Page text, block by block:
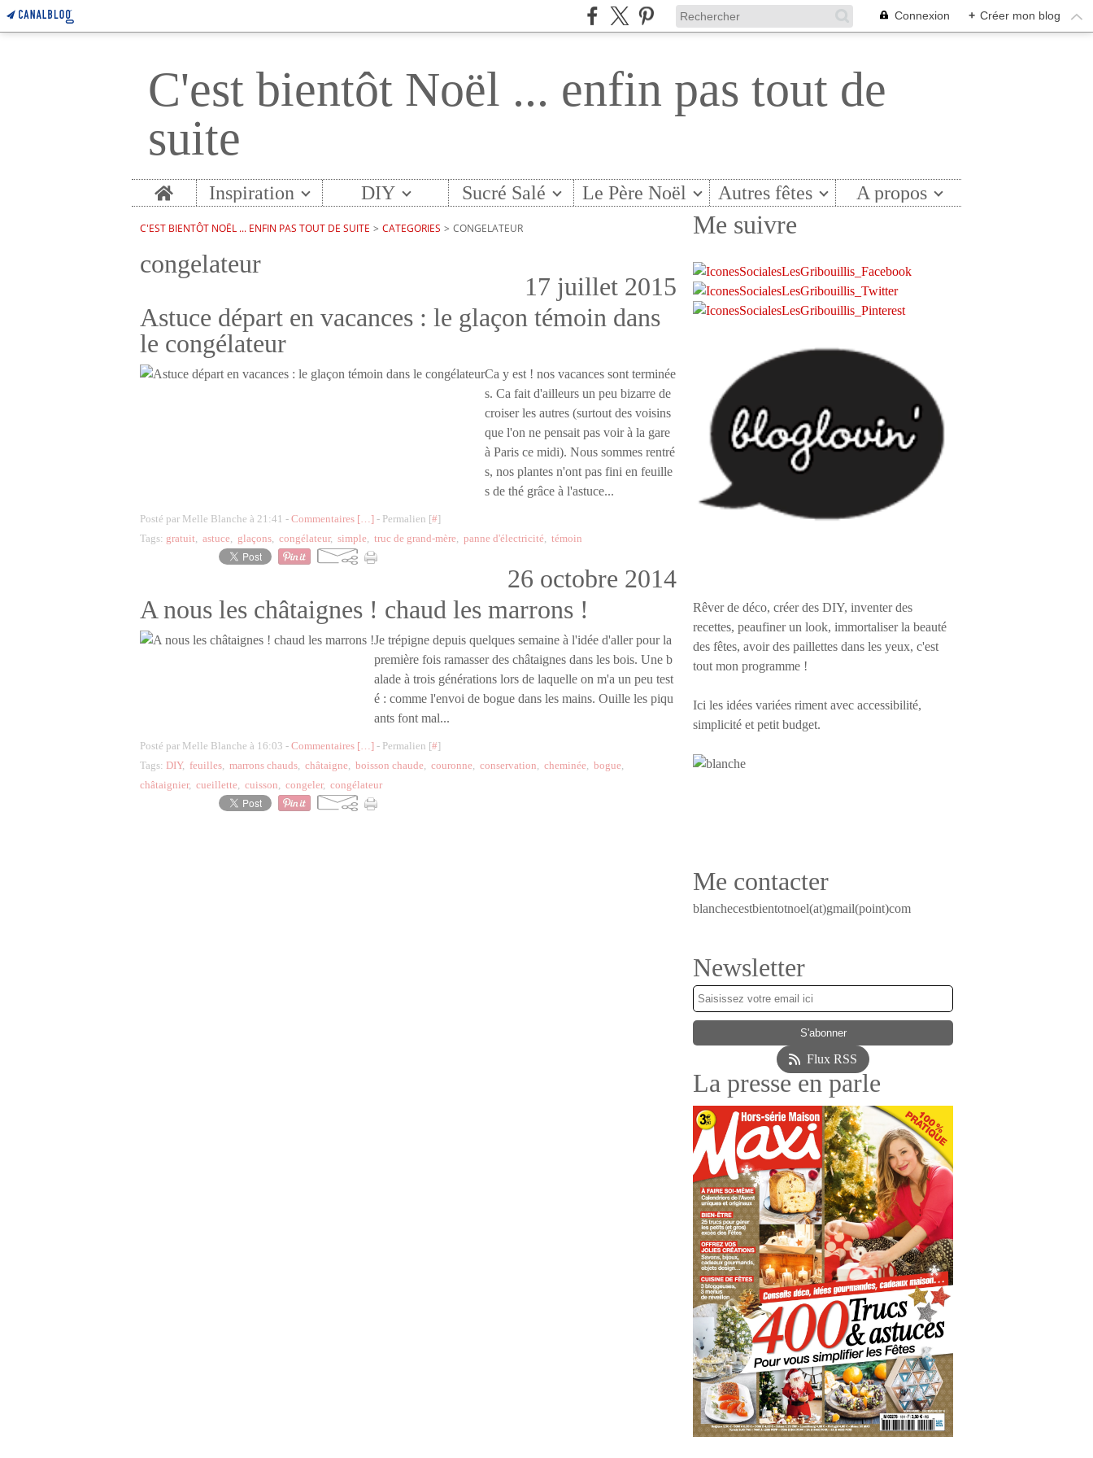
Connexion + Créer mon blog
C'est bientôt Noël ... enfin pas tout de
suite
Home Inspiration DIY Sucré Salé Le Père Noël Autres fêtes A propos
C'EST BIENTÔT NOËL ... ENFIN PAS TOUT DE SUITE > CATEGORIES > CONGELATEUR
congelateur
17 juillet 2015
Astuce départ en vacances : le glaçon témoin dans
le congélateur
Ca y est ! nos vacances sont terminée
s. Ca fait d'ailleurs un peu bizarre de
croiser les autres (surtout des voisins
que l'on ne pensait pas voir à la gare
à Paris ce midi). Nous sommes rentré
s, nos plantes n'ont pas fini en feuille
s de thé grâce à l'astuce...
Posté par Melle Blanche à 21:41 - Commentaires […] - Permalien [#]
Tags: gratuit, astuce, glaçons, congélateur, simple, truc de grand-mère, panne d'électricité, témoin
26 octobre 2014
A nous les châtaignes ! chaud les marrons !
Je trépigne depuis quelques semaine à l'idée d'aller pour la
première fois ramasser des châtaignes dans les bois. Une b
alade à trois générations lors de laquelle on m'a un peu test
é : comme l'envoi de bogue dans les mains. Ouille les piqu
ants font mal...
Posté par Melle Blanche à 16:03 - Commentaires […] - Permalien [#]
Tags: DIY, feuilles, marrons chauds, châtaigne, boisson chaude, couronne, conservation, cheminée, bogue,
châtaignier, cueillette, cuisson, congeler, congélateur
Me suivre
Rêver de déco, créer des DIY, inventer des
recettes, peaufiner un look, immortaliser la beauté
des fêtes, avoir des paillettes dans les yeux, c'est
tout mon programme !
Ici les idées variées riment avec accessibilité,
simplicité et petit budget.
Me contacter
blanchecestbientotnoel(at)gmail(point)com
Newsletter
Flux RSS
La presse en parle